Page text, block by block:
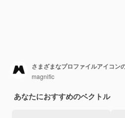
さまざまなプロファイルアイコン
magnific
あなたにおすすめのベクトル